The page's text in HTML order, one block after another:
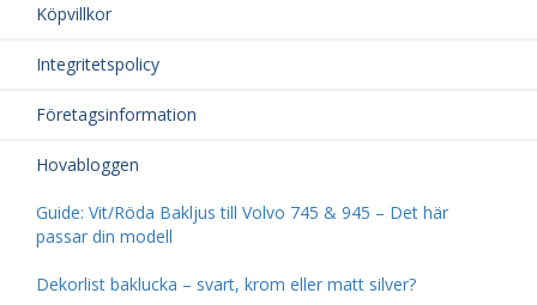
Köpvillkor
Integritetspolicy
Företagsinformation
Hovabloggen
Guide: Vit/Röda Bakljus till Volvo 745 & 945 – Det här
passar din modell
Dekorlist baklucka – svart, krom eller matt silver?